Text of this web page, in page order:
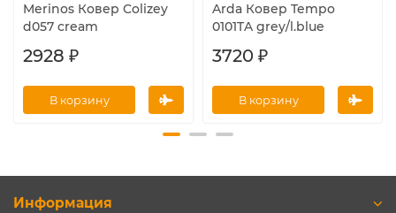
Merinos Ковер Colizey
d057 cream
2928 ₽
В корзину
Arda Ковер Tempo
0101TA grey/l.blue
3720 ₽
В корзину
Информация